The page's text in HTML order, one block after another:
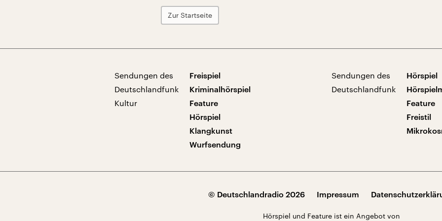
Zur Startseite
Sendungen des
Deutschlandfunk
Kultur
Freispiel
Kriminalhörspiel
Feature
Hörspiel
Klangkunst
Wurfsendung
Sendungen des
Deutschlandfunk
Hörspiel
Feature
Freistil
© Deutschlandradio 2026 Impressum
Hörspiel und Feature ist ein Angebot von